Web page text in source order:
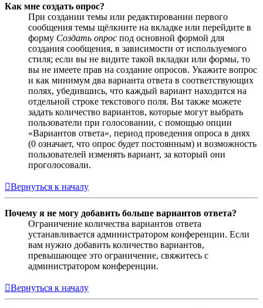
Как мне создать опрос?
При создании темы или редактировании первого
сообщения темы щёлкните на вкладке или перейдите в
форму Создать опрос под основной формой для
создания сообщения, в зависимости от используемого
стиля; если вы не видите такой вкладки или формы, то
вы не имеете прав на создание опросов. Укажите вопрос
и как минимум два варианта ответа в соответствующих
полях, убедившись, что каждый вариант находится на
отдельной строке текстового поля. Вы также можете
задать количество вариантов, которые могут выбрать
пользователи при голосовании, с помощью опции
«Вариантов ответа», период проведения опроса в днях
(0 означает, что опрос будет постоянным) и возможность
пользователей изменять вариант, за который они
проголосовали.
Вернуться к началу
Почему я не могу добавить больше вариантов ответа?
Ограничение количества вариантов ответа
устанавливается администратором конференции. Если
вам нужно добавить количество вариантов,
превышающее это ограничение, свяжитесь с
администратором конференции.
Вернуться к началу